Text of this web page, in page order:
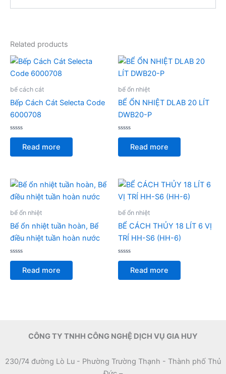
Related products
bể cách cát
Bếp Cách Cát Selecta Code
6000708
Rated
of
Read more
bể ổn nhiệt
BỂ ỔN NHIỆT DLAB 20 LÍT
DWB20-P
Rated
of
Read more
bể ổn nhiệt
Bể ổn nhiệt tuần hoàn, Bể
điều nhiệt tuần hoàn nước
Rated
of
Read more
bể ổn nhiệt
BỂ CÁCH THỦY 18 LÍT 6 VỊ
TRÍ HH-S6 (HH-6)
Rated
of
Read more
CÔNG TY TNHH CÔNG NGHỆ DỊCH VỤ GIA HUY
230/74 đường Lò Lu - Phường Trường Thạnh - Thành phố Thủ